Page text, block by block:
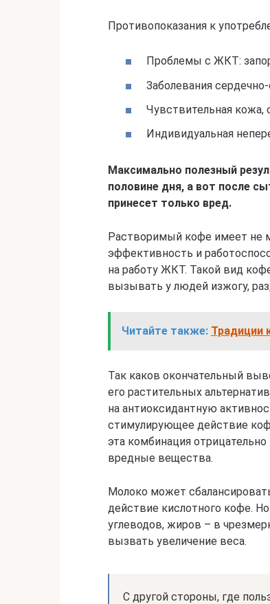
Противопоказания к
Проблемы с ЖКТ:
Заболевания
Чувствительная
Индивидуальная
Максимально полезный
половине дня, а вот после
принесет только вред.
Растворимый кофе имеет не
эффективность и
на работу ЖКТ. Такой вид
вызывать у людей изжогу,
Читайте также: Традиции
Так каков окончательный
его растительных
на антиоксидантную
стимулирующее действие
эта комбинация
вредные вещества.
Молоко может
действие кислотного кофе.
углеводов, жиров – в
вызвать увеличение веса.
С другой стороны, где